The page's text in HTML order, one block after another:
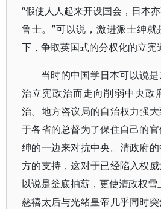
“假使人人起来开设国会，日本
鲁士。”可以说，激进派士绅
下，争取英国式的分权化的立宪
当时的中国学日本可以说
治立宪政治而走向削弱中央政
治。地方咨议局的自治权力强
于各省的总督为了保住自己的
绅的一边来对抗中央。清政府
方的支持，这对于已经陷入权
以说是釡底抽薪，更使清政权
慈禧太后与光绪皇帝几乎同时